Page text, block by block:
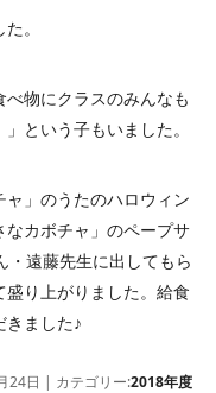
。
物にクラスのみんなも
という子もいました。
」のうたのハロウィン
カボチャ」のペープサ
・遠藤先生に出してもら
り上がりました。給食
きました♪
24日 | カテゴリー:2018年度